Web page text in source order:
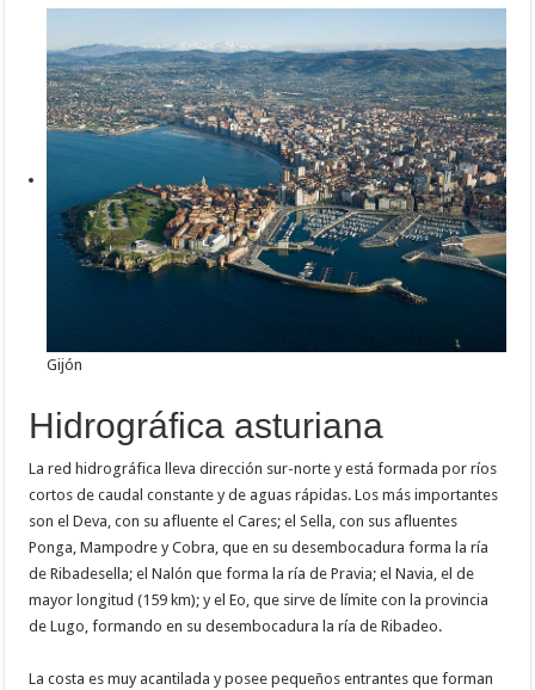
Gijón
Hidrográfica asturiana
La red hidrográfica lleva dirección sur-norte y está formada por ríos
cortos de caudal constante y de aguas rápidas. Los más importantes
son el Deva, con su afluente el Cares; el Sella, con sus afluentes
Ponga, Mampodre y Cobra, que en su desembocadura forma la ría
de Ribadesella; el Nalón que forma la ría de Pravia; el Navia, el de
mayor longitud (159 km); y el Eo, que sirve de límite con la provincia
de Lugo, formando en su desembocadura la ría de Ribadeo.
La costa es muy acantilada y posee pequeños entrantes que forman